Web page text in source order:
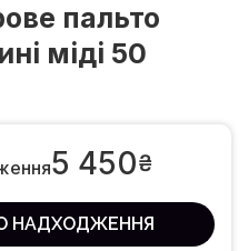
пальто
міді 50
5 450₴
НАДХОДЖЕННЯ